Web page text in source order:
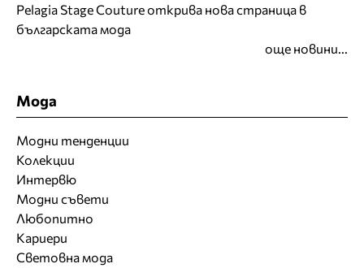
Pelagia Stage Couture открива нова страница в
българската мода
още новини...
Мода
Модни тенденции
Колекции
Интервю
Модни съвети
Любопитно
Кариери
Световна мода